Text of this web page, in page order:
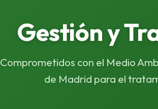
Gestión y
Comprometidos con el Medio
de Madrid para el